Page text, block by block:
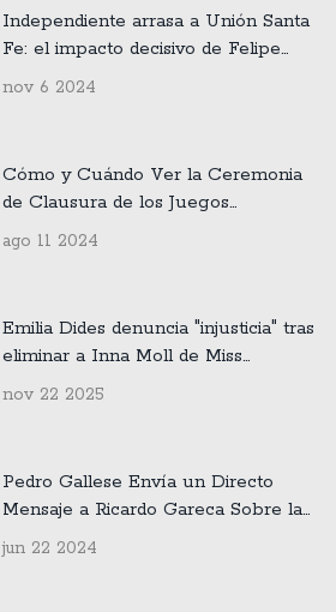
Independiente arrasa a Unión Santa
Fe: el impacto decisivo de Felipe
Loyola
nov 6 2024
Cómo y Cuándo Ver la Ceremonia
de Clausura de los Juegos
Olímpicos París 2024
ago 11 2024
Emilia Dides denuncia "injusticia" tras
eliminar a Inna Moll de Miss
Universo 2025
nov 22 2025
Pedro Gallese Envía un Directo
Mensaje a Ricardo Gareca Sobre la
Formación de la Selección Peruana
jun 22 2024